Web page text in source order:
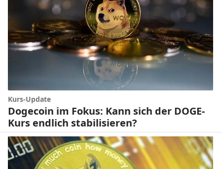
Kurs-Update
Dogecoin im Fokus: Kann sich der DOGE-
Kurs endlich stabilisieren?